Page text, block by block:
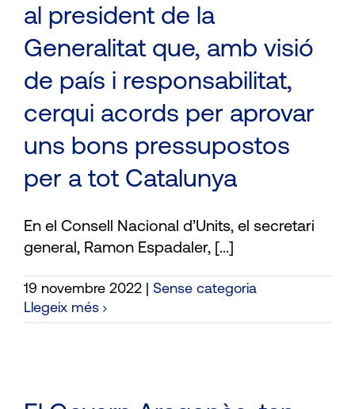
al president de la
Generalitat que, amb visió
de país i responsabilitat,
cerqui acords per aprovar
uns bons pressupostos
per a tot Catalunya
En el Consell Nacional d’Units, el secretari
general, Ramon Espadaler, [...]
19 novembre 2022
Sense categoria
Llegeix més